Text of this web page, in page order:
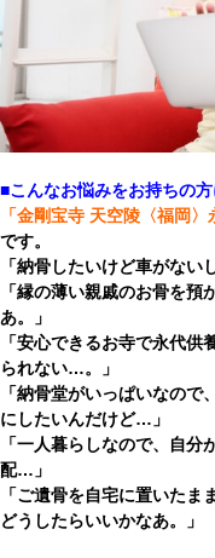
■こんなお悩みをお持ちの
「金剛宝寺 天空陵〈福岡
です。
「納骨したいけど車がな
「縁の薄い親戚のお骨を
あ。」
「安心できるお寺で永代
られない…。」
「納骨堂がいっぱいなの
にしたいんだけど…」
「一人暮らしなので、自
配…」
「ご遺骨を自宅に置いたま
どうしたらいいかなあ。」